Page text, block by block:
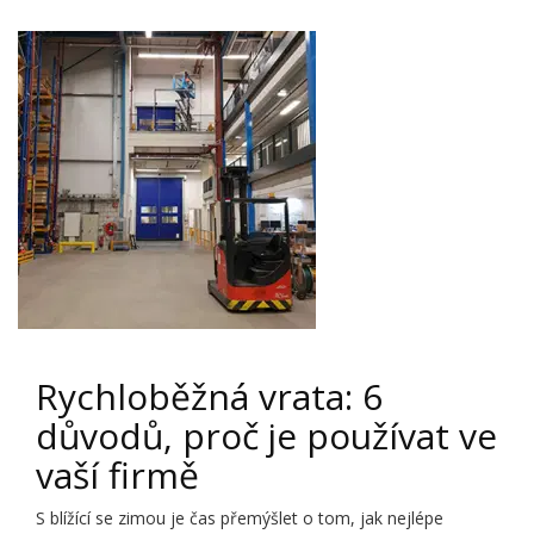
Rychloběžná vrata: 6
důvodů, proč je používat ve
vaší firmě
S blížící se zimou je čas přemýšlet o tom, jak nejlépe